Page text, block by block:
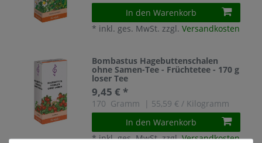
In den Warenkorb
* inkl. ges. MwSt. zzgl.Versandkosten
Bombastus Hagebuttenschalen
ohne Samen-Tee - Früchtetee - 170 g
loser Tee
9,45 € *
170 Gramm
| 55,59 € / Kilogramm
In den Warenkorb
*inkl. ges. MwSt.zzgl.Versandkosten